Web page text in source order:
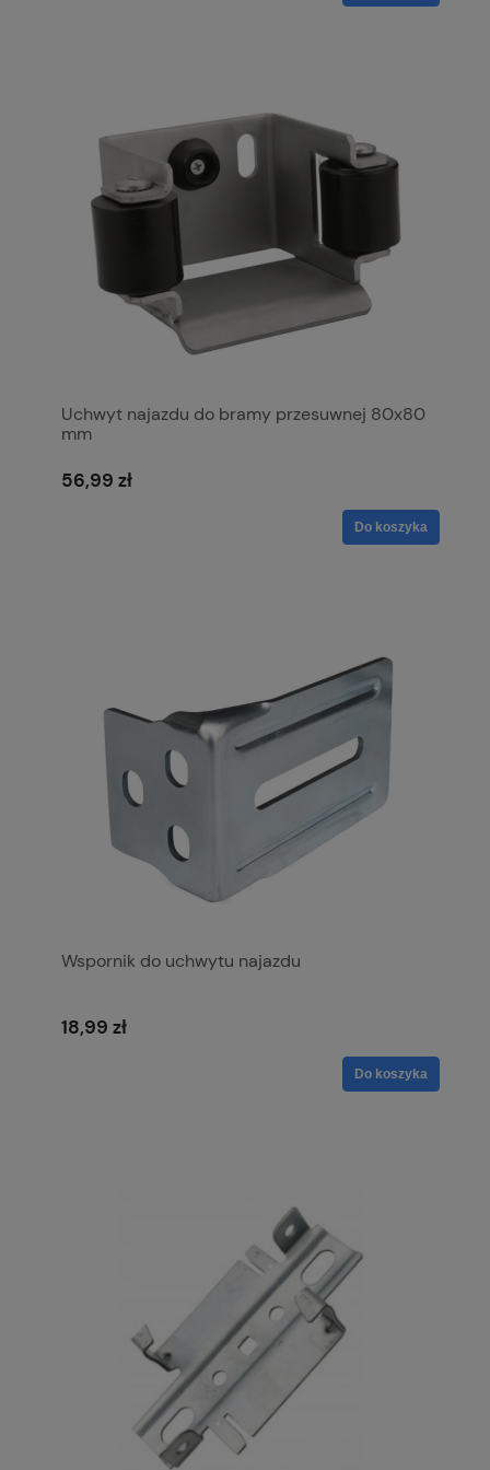
Uchwyt najazdu do bramy przesuwnej 80x80
mm
56,99 zł
Do koszyka
Wspornik do uchwytu najazdu
18,99 zł
Do koszyka